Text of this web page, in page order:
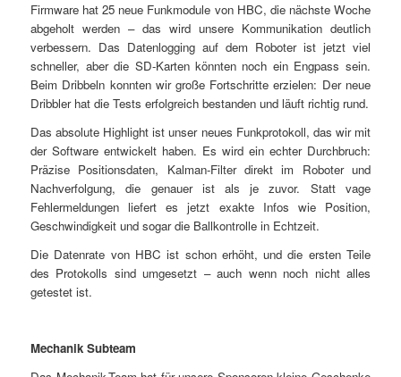
Firmware hat 25 neue Funkmodule von HBC, die nächste Woche
abgeholt werden – das wird unsere Kommunikation deutlich
verbessern. Das Datenlogging auf dem Roboter ist jetzt viel
schneller, aber die SD-Karten könnten noch ein Engpass sein.
Beim Dribbeln konnten wir große Fortschritte erzielen: Der neue
Dribbler hat die Tests erfolgreich bestanden und läuft richtig rund.
Das absolute Highlight ist unser neues Funkprotokoll, das wir mit
der Software entwickelt haben. Es wird ein echter Durchbruch:
Präzise Positionsdaten, Kalman-Filter direkt im Roboter und
Nachverfolgung, die genauer ist als je zuvor. Statt vage
Fehlermeldungen liefert es jetzt exakte Infos wie Position,
Geschwindigkeit und sogar die Ballkontrolle in Echtzeit.
Die Datenrate von HBC ist schon erhöht, und die ersten Teile
des Protokolls sind umgesetzt – auch wenn noch nicht alles
getestet ist.
Mechanik Subteam